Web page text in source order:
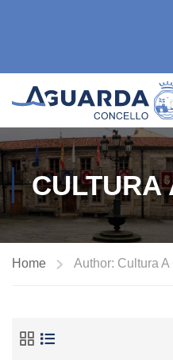
CULTURA
Home Author: Cultura A